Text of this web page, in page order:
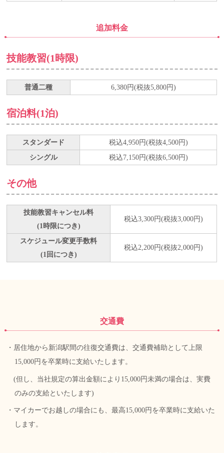
追加料金
技能教習(1時限)
普通二種 6,380円(税抜5,800円)
宿泊料(1泊)
スタンダード
税込4,950円(税抜4,500円)
シングル
税込7,150円(税抜6,500円)
その他
技能教習キャンセル料
(1時限につき)
税込3,300円(税抜3,000円)
スケジュール変更手数料
(1回につき)
税込2,200円(税抜2,000円)
交通費
・居住地から新潟駅間の往復交通費は、交通費補助として上限
15,000円を卒業時に支給いたします。
(但し、当社規定の算出金額により15,000円未満の場合は、実費
のみの支給といたします)
・マイカーでお越しの場合にも、最高15,000円を卒業時に支給いた
します。